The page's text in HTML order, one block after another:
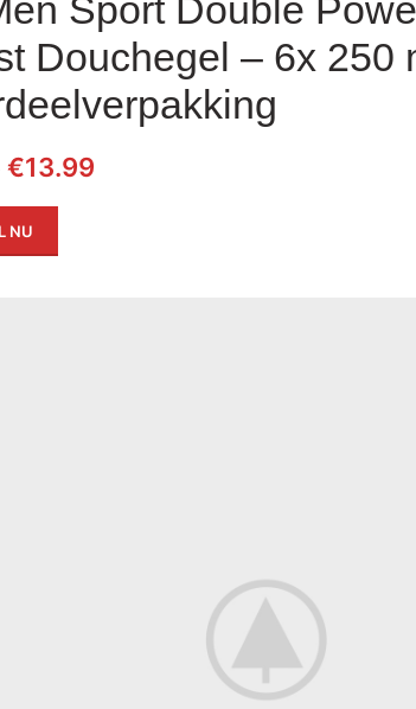
Sport Double
Douchegel – 6x 250
€13.99
NU